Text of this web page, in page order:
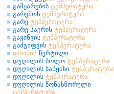
გამყარების ტემპერატურა
გარემოს ტემპერატურა
გარე ტემპერატურა
გარე ჰაერის ტემპერატურა
გაყინვის ტემპერატურა
გაძგიფვის ტემპერატურა
დნობის წერტილი
დუღილის ბოლო ტემპერატურა
დუღილის საწყისი ტემპერატურა
დუღილის ტემპერატურა
დუღილის წონასწორული
ტემპერატურა